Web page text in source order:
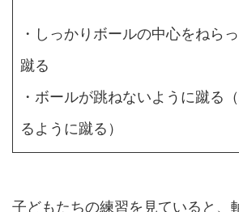
・しっかりボールの中心をねら
蹴る
・ボールが跳ねないように蹴る
るように蹴る）
子どもたちの練習を見ていると、